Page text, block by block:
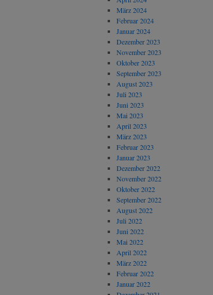
März 2024
Februar 2024
Januar 2024
Dezember 2023
November 2023
Oktober 2023
September 2023
August 2023
Juli 2023
Juni 2023
Mai 2023
April 2023
März 2023
Februar 2023
Januar 2023
Dezember 2022
November 2022
Oktober 2022
September 2022
August 2022
Juli 2022
Juni 2022
Mai 2022
April 2022
März 2022
Februar 2022
Januar 2022